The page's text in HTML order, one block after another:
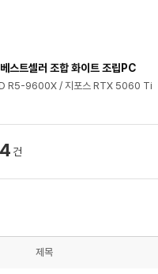
베스트셀러 조합 화이트 조립PC
R5-9600X / 지포스 RTX 5060 Ti
건
제목